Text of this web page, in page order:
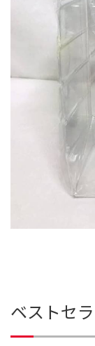
ベストセ